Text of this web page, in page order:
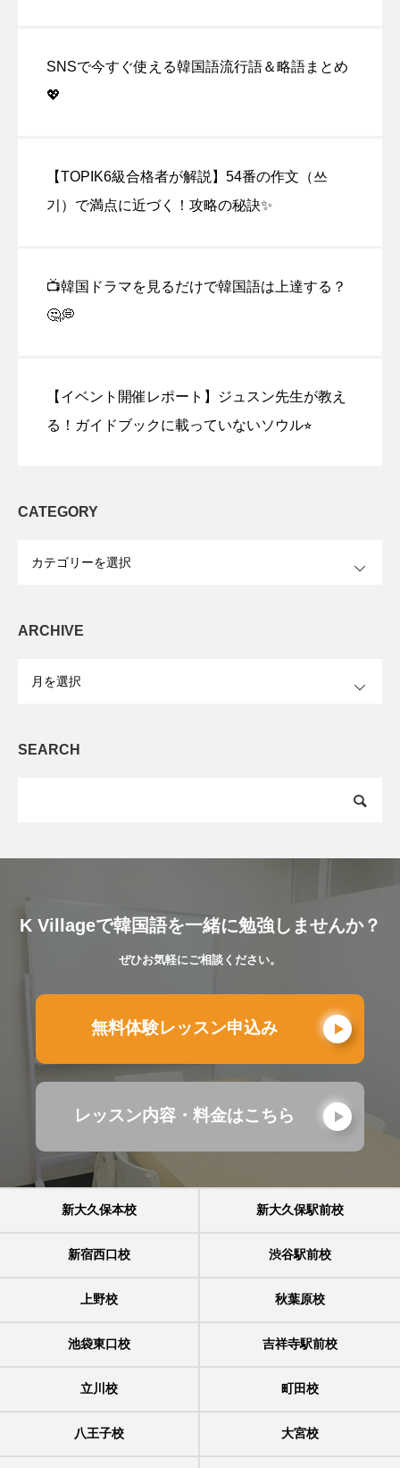
SNSで今すぐ使える韓国語流行語＆略語まとめ
💖
【TOPIK6級合格者が解説】54番の作文（쓰
기）で満点に近づく！攻略の秘訣✨
📺韓国ドラマを見るだけで韓国語は上達する？
🤔💭
【イベント開催レポート】ジュスン先生が教え
る！ガイドブックに載っていないソウル⭐︎
CATEGORY
ARCHIVE
SEARCH
K Villageで韓国語を一緒に勉強しませんか？
ぜひお気軽にご相談ください。
無料体験レッスン申込み
レッスン内容・料金はこちら
新大久保本校 新大久保駅前校
新宿西口校 渋谷駅前校
上野校 秋葉原校
池袋東口校 吉祥寺駅前校
立川校 町田校
八王子校 大宮校